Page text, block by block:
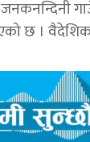
छ । वैदेशिक